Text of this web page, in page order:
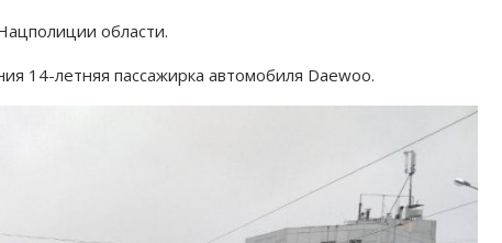
области.
14-летняя пассажирка автомобиля Daewoo.